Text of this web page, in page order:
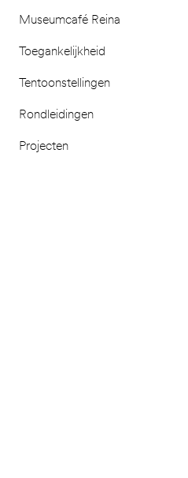
Museumcafé Reina
Toegankelijkheid
Tentoonstellingen
Rondleidingen
Projecten